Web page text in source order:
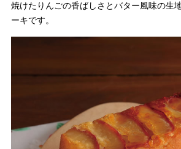
焼けたりんごの香ばしさとバター風味の生
ーキです。